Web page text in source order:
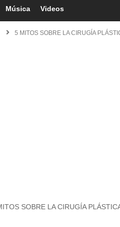
Música Videos
5 MITOS SOBRE LA CIRUGÍA